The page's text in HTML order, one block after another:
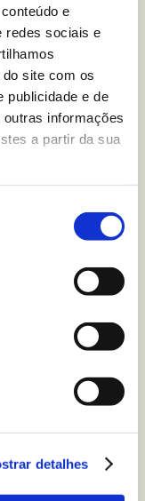
e
redes sociais e
site com os
publicidade e de
informações
a partir da sua
detalhes
de